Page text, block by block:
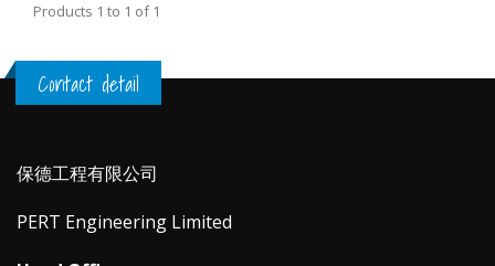
Products 1 to 1 of 1
Contact detail
保德工程有限公司
PERT Engineering Limited